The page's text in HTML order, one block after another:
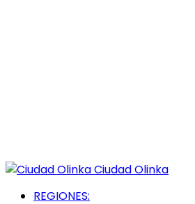
Ciudad Olinka
REGIONES: